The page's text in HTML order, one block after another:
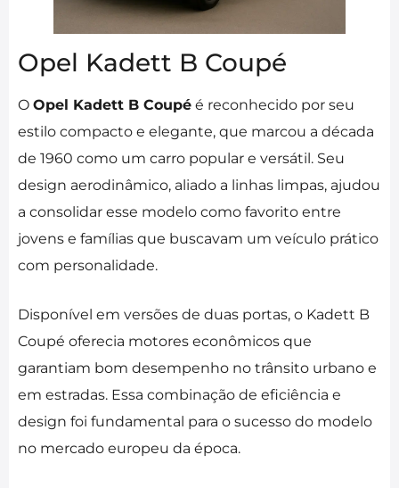
Opel Kadett B Coupé
O Opel Kadett B Coupé é reconhecido por seu
estilo compacto e elegante, que marcou a década
de 1960 como um carro popular e versátil. Seu
design aerodinâmico, aliado a linhas limpas, ajudou
a consolidar esse modelo como favorito entre
jovens e famílias que buscavam um veículo prático
com personalidade.
Disponível em versões de duas portas, o Kadett B
Coupé oferecia motores econômicos que
garantiam bom desempenho no trânsito urbano e
em estradas. Essa combinação de eficiência e
design foi fundamental para o sucesso do modelo
no mercado europeu da época.